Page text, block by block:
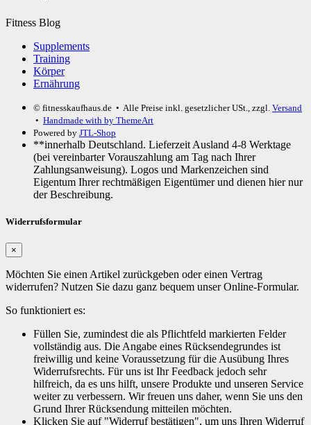
Fitness Blog
Supplements
Training
Körper
Ernährung
© fitnesskaufhaus.de • Alle Preise inkl. gesetzlicher USt., zzgl. Versand
• Handmade with by ThemeArt
Powered by JTL-Shop
**innerhalb Deutschland. Lieferzeit Ausland 4-8 Werktage
(bei vereinbarter Vorauszahlung am Tag nach Ihrer
Zahlungsanweisung). Logos und Markenzeichen sind
Eigentum Ihrer rechtmäßigen Eigentümer und dienen hier nur
der Beschreibung.
Widerrufsformular
×
Möchten Sie einen Artikel zurückgeben oder einen Vertrag
widerrufen? Nutzen Sie dazu ganz bequem unser Online-Formular.
So funktioniert es:
Füllen Sie, zumindest die als Pflichtfeld markierten Felder
vollständig aus. Die Angabe eines Rücksendegrundes ist
freiwillig und keine Voraussetzung für die Ausübung Ihres
Widerrufsrechts. Für uns ist Ihr Feedback jedoch sehr
hilfreich, da es uns hilft, unsere Produkte und unseren Service
weiter zu verbessern. Wir freuen uns daher, wenn Sie uns den
Grund Ihrer Rücksendung mitteilen möchten.
Klicken Sie auf "Widerruf bestätigen", um uns Ihren Widerruf